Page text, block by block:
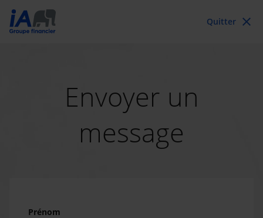
Quitter close
Envoyer un
message
Prénom